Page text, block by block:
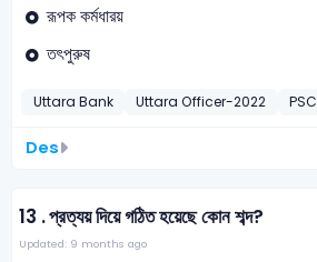
রূপক কর্মধারয়
তৎপুরুষ
Uttara Bank Uttara Officer-2022 PSC
Des
13 .প্রত্যয় দিয়ে গঠিত হয়েছে কোন শব্দ?
Updated: 9 months ago